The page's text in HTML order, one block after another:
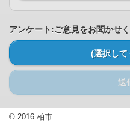
アンケート:ご意見をお聞かせ
(選択して
送
© 2016 柏市